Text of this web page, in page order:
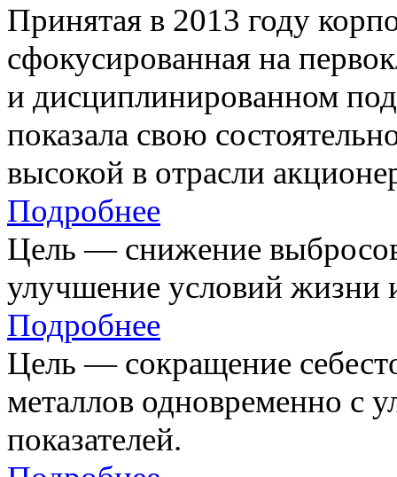
Принятая в 2013 году
сфокусированная на
и дисциплинированном
показала свою
высокой в отрасли
Подробнее
Цель — снижение
улучшение условий жизни
Подробнее
Цель — сокращение
металлов одновременно с
показателей.